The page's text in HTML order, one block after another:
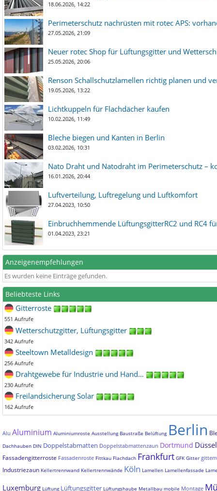
18.06.2026, 14:22
Perimeterschutz nachrüsten mit rotec APS:
27.05.2026, 21:09
Neuer rotec Shop für Lüftungsgitter und
25.05.2026, 20:06
Renson Schallschutzlamellen richtig planen und
19.05.2026, 13:22
Lichtkuppeln für Flachdächer kaufen
10.02.2026, 11:49
Bleche biegen und Kanten in Berlin
03.02.2026, 10:31
Nato Draht und Natodraht im Perimeterschutz –
16.01.2026, 20:44
Luftverteilung, Luftregelung und Luftkomfort
27.04.2023, 10:50
Einbruchhemmende LüftungsgitterRC2 und RC4
01.04.2023, 23:21
Anzeigenempfehlungen
Es wurden keine Einträge gefunden.
Beliebteste Links
Gitterroste
551 Aufrufe
Wetterschutzgitter, Lüftungsgitter
342 Aufrufe
Steeltown Metalldesign
256 Aufrufe
Drahtgewebe für Industrie und Hand…
230 Aufrufe
Freilandsicherung Solar
162 Aufrufe
Alu Aluminium Aluminiumroste Ausstellung Baustraße Belüftung Berlin
Dachhauben DIN Doppelstabmatten Doppelstabmattenzaun Dortmund
Fassadengitterroste Fassadenroste Fittkau Flachdach Frankfurt GFK Gitter
Industriezaun Kellertrennwand Kellertrennwände Köln Lamellen Lamellenfassade
Luxemburg Lüftung Lüftungsgitter Lüftungshaube Metallbau mobile Montage